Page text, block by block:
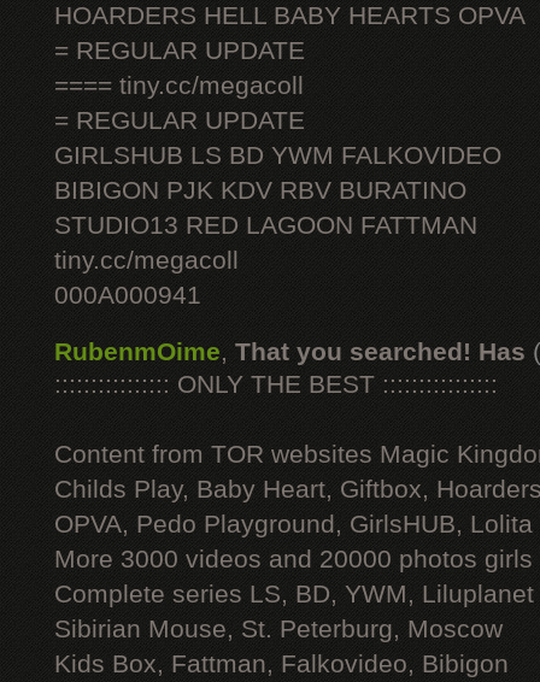
HOARDERS HELL BABY HEARTS OPVA
= REGULAR UPDATE
==== tiny.cc/megacoll
= REGULAR UPDATE
GIRLSHUB LS BD YWM FALKOVIDEO
BIBIGON PJK KDV RBV BURATINO
STUDIO13 RED LAGOON FATTMAN
tiny.cc/megacoll
000A000941
RubenmOime, That you searched! Has
:::::::::::::::: ONLY THE BEST ::::::::::::::::
Content from TOR websites Magic
Childs Play, Baby Heart, Giftbox,
OPVA, Pedo Playground, GirlsHUB, Lolita
More 3000 videos and 20000 photos
Complete series LS, BD, YWM, Liluplanet
Sibirian Mouse, St. Peterburg, Moscow
Kids Box, Fattman, Falkovideo, Bibigon